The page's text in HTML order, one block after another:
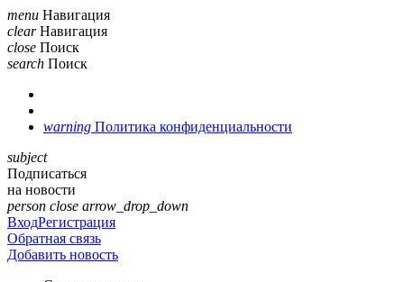
menu Навигация
clear Навигация
close Поиск
search Поиск
warning Политика конфиденциальности
subject
Подписаться
на новости
person close arrow_drop_down
ВходРегистрация
Обратная связь
Добавить новость